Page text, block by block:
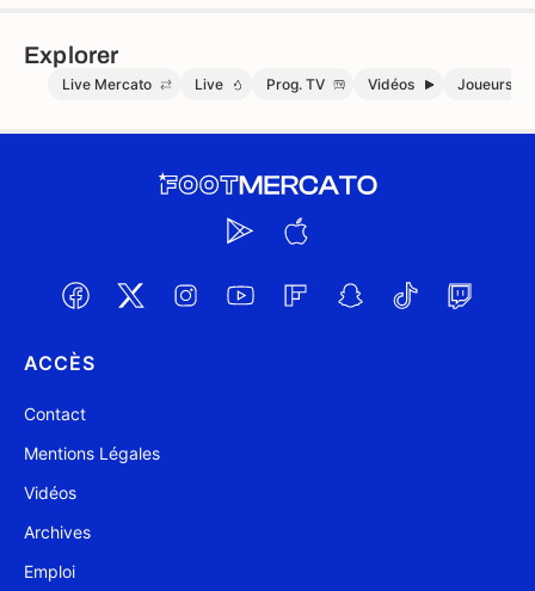
Explorer
Live Mercato Live Prog. TV Vidéos Joueurs
ACCÈS
Contact
Mentions Légales
Vidéos
Archives
Emploi